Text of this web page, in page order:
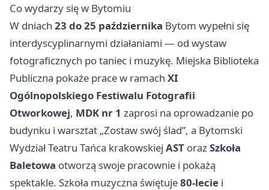
Co wydarzy się w Bytomiu
W dniach 23 do 25 października Bytom wypełni się
interdyscyplinarnymi działaniami — od wystaw
fotograficznych po taniec i muzykę. Miejska Biblioteka
Publiczna pokaże prace w ramach XI
Ogólnopolskiego Festiwalu Fotografii
Otworkowej, MDK nr 1 zaprosi na oprowadzanie po
budynku i warsztat „Zostaw swój ślad”, a Bytomski
Wydział Teatru Tańca krakowskiej AST orazSzkoła
Baletowa otworzą swoje pracownie i pokażą
spektakle. Szkoła muzyczna świętuje80-lecie i